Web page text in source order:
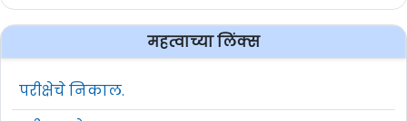
महत्वाच्या लिंक्स
परीक्षेचे निकाल.